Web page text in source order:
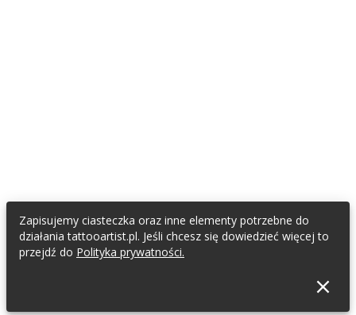
Zapisujemy ciasteczka oraz inne elementy potrzebne do
działania tattooartist.pl. Jeśli chcesz się dowiedzieć więcej to
przejdź do Polityka prywatności.